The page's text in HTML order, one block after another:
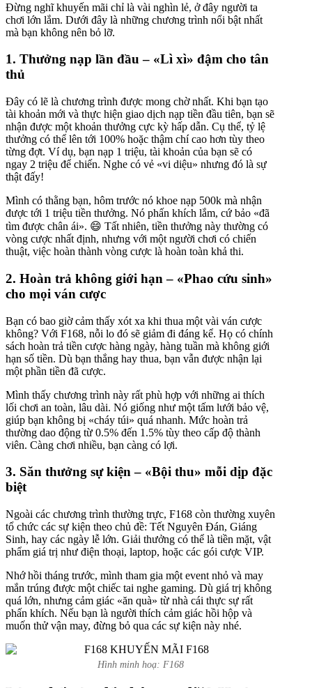
Đừng nghĩ khuyến mãi chỉ là vài nghìn lẻ, ở đây người ta
chơi lớn lắm. Dưới đây là những chương trình nổi bật nhất
mà bạn không nên bỏ lỡ.
1. Thưởng nạp lần đầu – «Lì xì» đậm cho tân
thủ
Đây có lẽ là chương trình được mong chờ nhất. Khi bạn tạo
tài khoản mới và thực hiện giao dịch nạp tiền đầu tiên, bạn sẽ
nhận được một khoản thưởng cực kỳ hấp dẫn. Cụ thể, tỷ lệ
thưởng có thể lên tới 100% hoặc thậm chí cao hơn tùy theo
từng đợt. Ví dụ, bạn nạp 1 triệu, tài khoản của bạn sẽ có
ngay 2 triệu để chiến. Nghe có vẻ «vi diệu» nhưng đó là sự
thật đấy!
Mình có thằng bạn, hôm trước nó khoe nạp 500k mà nhận
được tới 1 triệu tiền thưởng. Nó phấn khích lắm, cứ bảo «đã
tìm được chân ái». 😄 Tất nhiên, tiền thưởng này thường có
vòng cược nhất định, nhưng với một người chơi có chiến
thuật, việc hoàn thành vòng cược là hoàn toàn khả thi.
2. Hoàn trả không giới hạn – «Phao cứu sinh»
cho mọi ván cược
Bạn có bao giờ cảm thấy xót xa khi thua một vài ván cược
không? Với F168, nỗi lo đó sẽ giảm đi đáng kể. Họ có chính
sách hoàn trả tiền cược hàng ngày, hàng tuần mà không giới
hạn số tiền. Dù bạn thắng hay thua, bạn vẫn được nhận lại
một phần tiền đã cược.
Mình thấy chương trình này rất phù hợp với những ai thích
lối chơi an toàn, lâu dài. Nó giống như một tấm lưới bảo vệ,
giúp bạn không bị «cháy túi» quá nhanh. Mức hoàn trả
thường dao động từ 0.5% đến 1.5% tùy theo cấp độ thành
viên. Càng chơi nhiều, bạn càng có lợi.
3. Săn thưởng sự kiện – «Bội thu» mỗi dịp đặc
biệt
Ngoài các chương trình thường trực, F168 còn thường xuyên
tổ chức các sự kiện theo chủ đề: Tết Nguyên Đán, Giáng
Sinh, hay các ngày lễ lớn. Giải thưởng có thể là tiền mặt, vật
phẩm giá trị như điện thoại, laptop, hoặc các gói cược VIP.
Nhớ hồi tháng trước, mình tham gia một event nhỏ và may
mắn trúng được một chiếc tai nghe gaming. Dù giá trị không
quá lớn, nhưng cảm giác «ăn quà» từ nhà cái thực sự rất
phấn khích. Nếu bạn là người thích cảm giác hồi hộp và
muốn thử vận may, đừng bỏ qua các sự kiện này nhé.
Hình minh hoạ: F168